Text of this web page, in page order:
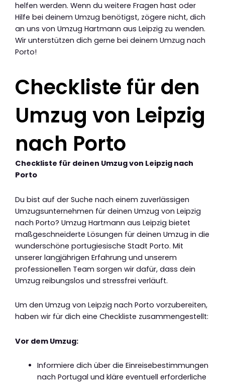
helfen werden. Wenn du weitere Fragen hast oder
Hilfe bei deinem Umzug benötigst, zögere nicht, dich
an uns von Umzug Hartmann aus Leipzig zu wenden.
Wir unterstützen dich gerne bei deinem Umzug nach
Porto!
Checkliste für den
Umzug von Leipzig
nach Porto
Checkliste für deinen Umzug von Leipzig nach
Porto
Du bist auf der Suche nach einem zuverlässigen
Umzugsunternehmen für deinen Umzug von Leipzig
nach Porto? Umzug Hartmann aus Leipzig bietet
maßgeschneiderte Lösungen für deinen Umzug in die
wunderschöne portugiesische Stadt Porto. Mit
unserer langjährigen Erfahrung und unserem
professionellen Team sorgen wir dafür, dass dein
Umzug reibungslos und stressfrei verläuft.
Um den Umzug von Leipzig nach Porto vorzubereiten,
haben wir für dich eine Checkliste zusammengestellt:
Vor dem Umzug:
Informiere dich über die Einreisebestimmungen
nach Portugal und kläre eventuell erforderliche